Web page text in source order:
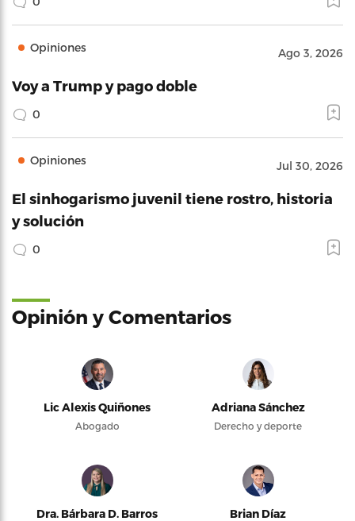
Opiniones Ago 3, 2026
Voy a Trump y pago doble
0
Opiniones Jul 30, 2026
El sinhogarismo juvenil tiene rostro, historia
y solución
0
Opinión y Comentarios
Lic Alexis Quiñones
Abogado
Adriana Sánchez
Derecho y deporte
Dra. Bárbara D. Barros Brian Díaz